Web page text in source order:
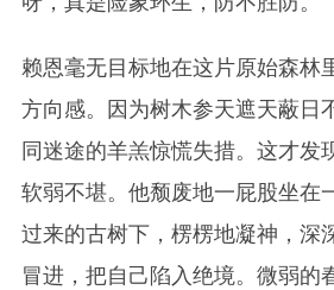
赖恩毫无目标地在这片原始森林
方向感。因为树木参天遮天蔽日
同迷途的羊羔惊慌失措。这才发
软弱不堪。他颓废地一屁股坐在
过来的古树下，楞楞地凝神，深
冒进，把自己陷入绝境。微弱的